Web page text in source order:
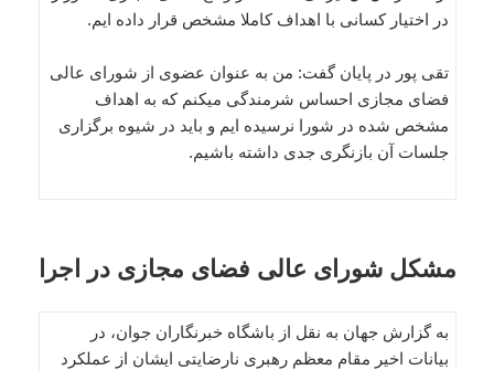
در اختیار کسانی با اهداف کاملا مشخص قرار داده ایم.
تقی پور در پایان گفت: من به عنوان عضوی از شورای عالی
فضای مجازی احساس شرمندگی میکنم که به اهداف
مشخص شده در شورا نرسیده ایم و باید در شیوه برگزاری
جلسات آن بازنگری جدی داشته باشیم.
مشکل شورای عالی فضای مجازی در اجرا
به گزارش جهان به نقل از باشگاه خبرنگاران جوان، در
بیانات اخیر مقام معظم رهبری نارضایتی ایشان از عملکرد